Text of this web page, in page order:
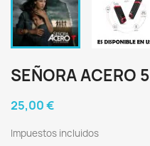
SEÑORA ACERO 5
25,00 €
Impuestos incluidos